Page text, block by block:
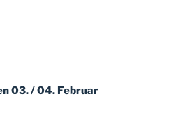
03. / 04. Februar